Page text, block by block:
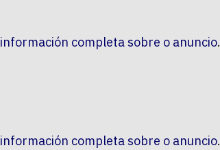
información completa sobre o anuncio.
información completa sobre o anuncio.